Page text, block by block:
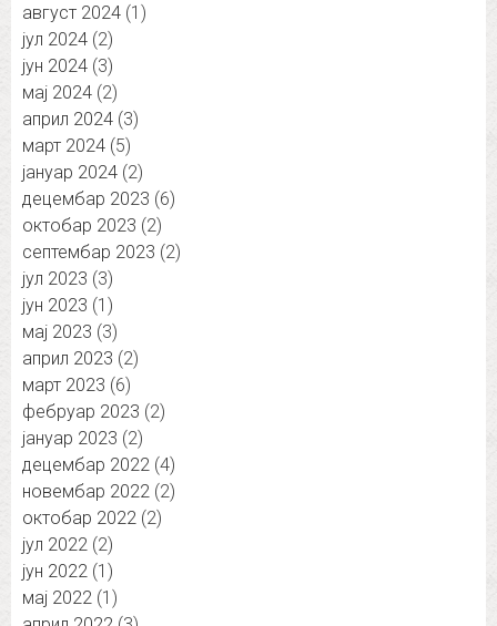
август 2024 (1)
јул 2024 (2)
јун 2024 (3)
мај 2024 (2)
април 2024 (3)
март 2024 (5)
јануар 2024 (2)
децембар 2023 (6)
октобар 2023 (2)
септембар 2023 (2)
јул 2023 (3)
јун 2023 (1)
мај 2023 (3)
април 2023 (2)
март 2023 (6)
фебруар 2023 (2)
јануар 2023 (2)
децембар 2022 (4)
новембар 2022 (2)
октобар 2022 (2)
јул 2022 (2)
јун 2022 (1)
мај 2022 (1)